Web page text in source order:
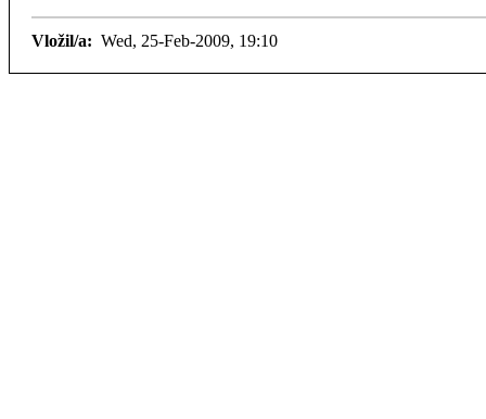
Vložil/a: Wed, 25-Feb-2009, 19:10